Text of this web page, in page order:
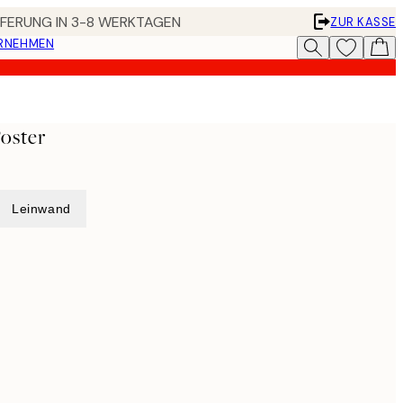
IN 3-8 WERKTAGEN
ZUR KASSE
Leinwand